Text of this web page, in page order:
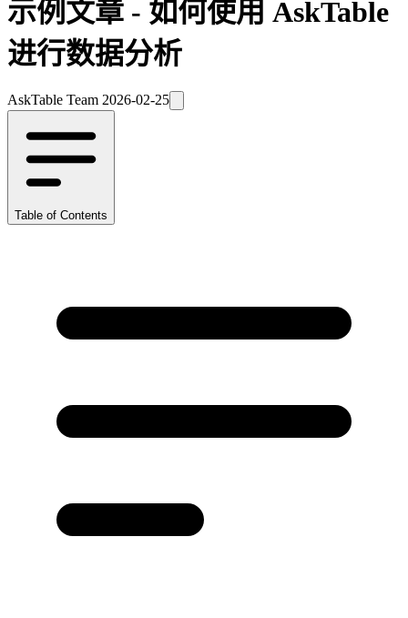
示例文章 - 如何使用 AskTable
进行数据分析
AskTable Team 2026-02-25
Table of Contents